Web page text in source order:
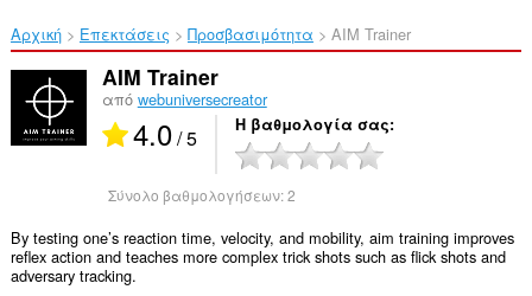
Αρχική Επεκτάσεις Προσβασιμότητα AIM Trainer‎
AIM Trainer
από webuniversecreator
4.0/ 5 Η βαθμολογία σας
Σύνολο βαθμολογήσεων:2
By testing one’s reaction time, velocity, and mobility, aim training improves
reflex action and teaches more complex trick shots such as flick shots and
adversary tracking.